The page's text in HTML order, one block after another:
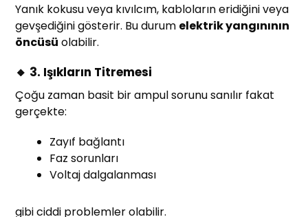
Yanık kokusu veya kıvılcım, kabloların eridiğini veya
gevşediğini gösterir. Bu durum elektrik yangınının
öncüsü olabilir.
🔸 3. Işıkların Titremesi
Çoğu zaman basit bir ampul sorunu sanılır fakat
gerçekte:
Zayıf bağlantı
Faz sorunları
Voltaj dalgalanması
gibi ciddi problemler olabilir.